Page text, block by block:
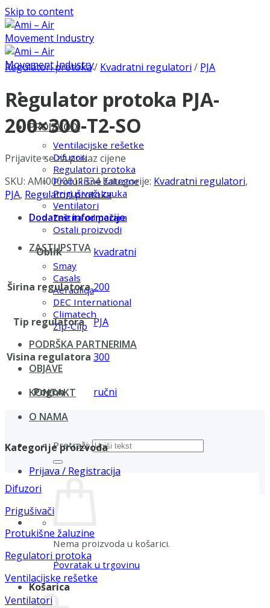
Skip to content
PROIZVODI
Ventilacijske rešetke
Difuzori
Regulatori protoka
Protukišne žaluzine
Prigušivači zvuka
Ventilatori
Zaštita od požara
Ostali proizvodi
ZASTUPSTVA
Smay
Casals
Aerauliqa
DEC International
Climatech
Zip-Clip
PODRŠKA PARTNERIMA
OBJAVE
KONTAKT
O NAMA
Pretraži:
Prijava / Registracija
Nema proizvoda u košarici.
Povratak u trgovinu
Košarica
Regulatori protoka/ Kvadratni regulatori / PJA
Regulator protoka PJA-
200×300-T2-SO
Prijavite se za prikaz cijene
SKU: AMI0000011534 Kategorije: Kvadratni regulatori,
PJA, Regulatori protoka
Dodatne informacije
Oblik kvadratni
Širina regulatora 200
Tip regulatora PJA
Visina regulatora 300
Pogon ručni
Kategorije proizvoda
Difuzori
Prigušivači
Protukišne žaluzine
Regulatori protoka
Ventilacijske rešetke
Ventilatori